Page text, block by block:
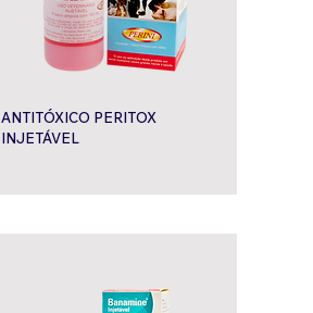
ANTITÓXICO PERITOX
INJETÁVEL